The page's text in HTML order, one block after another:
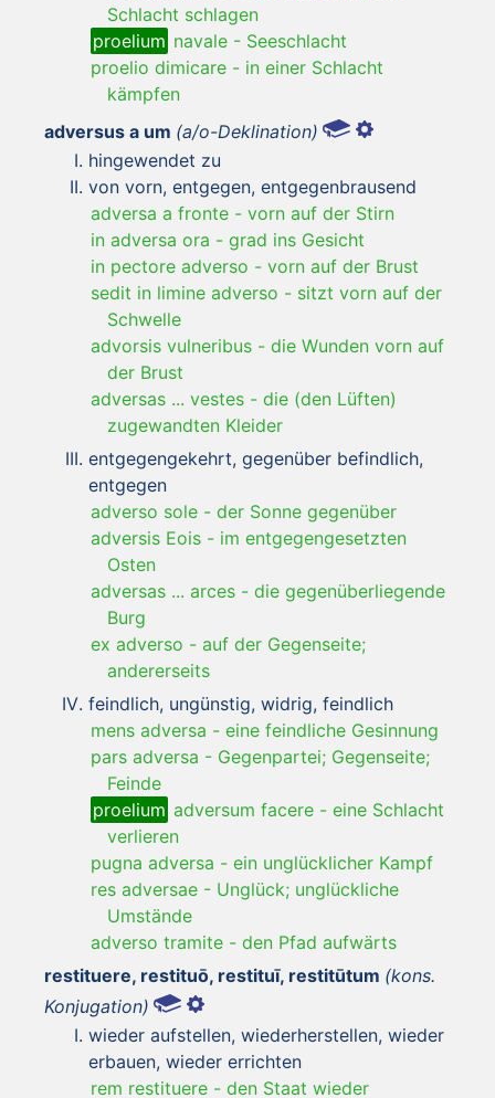
Schlacht schlagen
proelium navale - Seeschlacht
proelio dimicare - in einer Schlacht
kämpfen
adversus a um (a/o-Deklination)
hingewendet zu
von vorn, entgegen, entgegenbrausend
adversa a fronte - vorn auf der Stirn
in adversa ora - grad ins Gesicht
in pectore adverso - vorn auf der Brust
sedit in limine adverso - sitzt vorn auf der
Schwelle
advorsis vulneribus - die Wunden vorn auf
der Brust
adversas ... vestes - die (den Lüften)
zugewandten Kleider
entgegengekehrt, gegenüber befindlich,
entgegen
adverso sole - der Sonne gegenüber
adversis Eois - im entgegengesetzten
Osten
adversas ... arces - die gegenüberliegende
Burg
ex adverso - auf der Gegenseite;
andererseits
feindlich, ungünstig, widrig, feindlich
mens adversa - eine feindliche Gesinnung
pars adversa - Gegenpartei; Gegenseite;
Feinde
proelium adversum facere - eine Schlacht
verlieren
pugna adversa - ein unglücklicher Kampf
res adversae - Unglück; unglückliche
Umstände
adverso tramite - den Pfad aufwärts
restituere, restituō, restituī, restitūtum (kons.
Konjugation)
wieder aufstellen, wiederherstellen, wieder
erbauen, wieder errichten
rem restituere - den Staat wieder